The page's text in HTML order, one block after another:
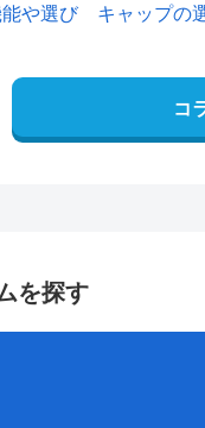
や選び
キャップの
コ
を探す